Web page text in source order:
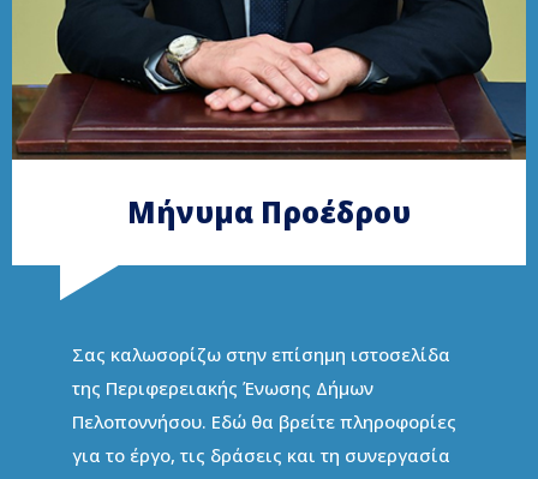
Μήνυμα Προέδρου
Σας καλωσορίζω στην επίσημη ιστοσελίδα
της Περιφερειακής Ένωσης Δήμων
Πελοποννήσου. Εδώ θα βρείτε πληροφορίες
για το έργο, τις δράσεις και τη συνεργασία